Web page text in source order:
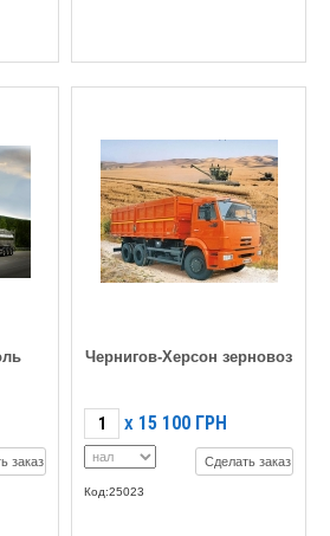
заказ
Чернигов-Херсон зерновоз
X 15 100 ГРН
Сделать заказ
Код:25023